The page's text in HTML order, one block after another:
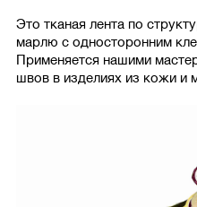
Это тканая лента по
марлю с односторонним
Применяется нашими
швов в изделиях из кожи и